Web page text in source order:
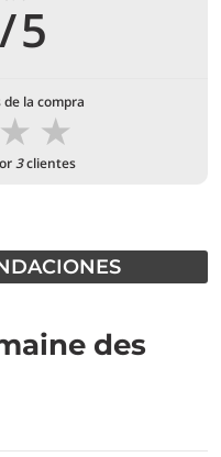
/5
la compra
★
★
3clientes
des